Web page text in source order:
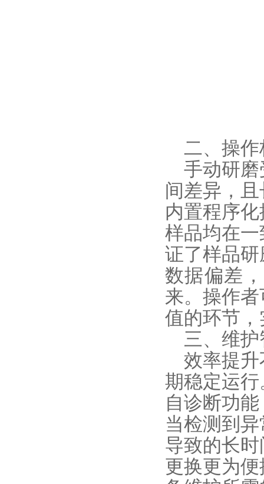
二、操作
手动研磨
间差异，
内置程序
样品均在
证了样品
数据偏差
来。操作
值的环节
三、维护
效率提升
期稳定运行
自诊断功
当检测到
导致的长
更换更为